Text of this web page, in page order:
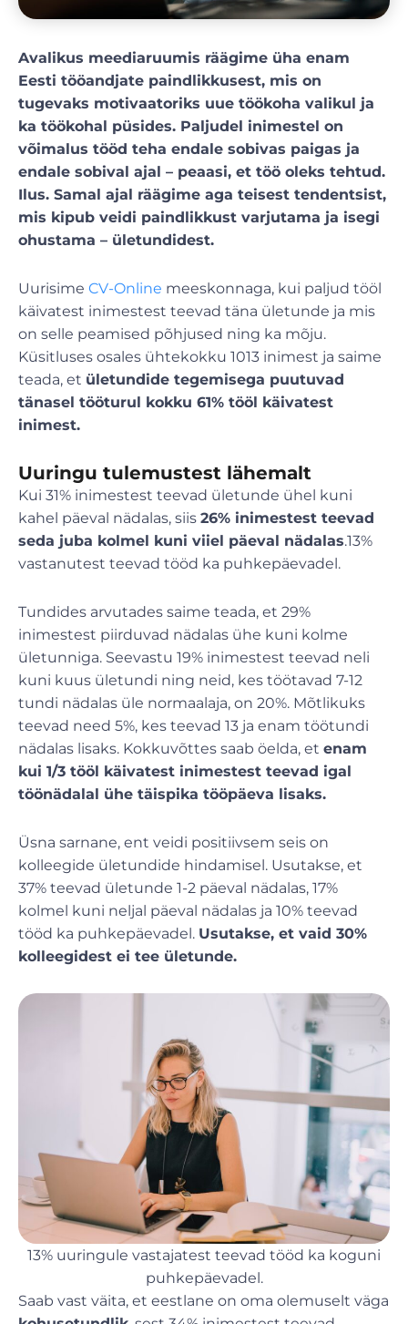
Avalikus meediaruumis räägime üha enam
Eesti tööandjate paindlikkusest, mis on
tugevaks motivaatoriks uue töökoha valikul ja
ka töökohal püsides. Paljudel inimestel on
võimalus tööd teha endale sobivas paigas ja
endale sobival ajal – peaasi, et töö oleks tehtud.
Ilus. Samal ajal räägime aga teisest tendentsist,
mis kipub veidi paindlikkust varjutama ja isegi
ohustama – ületundidest.
Uurisime CV-Online meeskonnaga, kui paljud tööl
käivatest inimestest teevad täna ületunde ja mis
on selle peamised põhjused ning ka mõju.
Küsitluses osales ühtekokku 1013 inimest ja saime
teada, et ületundide tegemisega puutuvad
tänasel tööturul kokku 61% tööl käivatest
inimest.
Uuringu tulemustest lähemalt
Kui 31% inimestest teevad ületunde ühel kuni
kahel päeval nädalas, siis 26% inimestest teevad
seda juba kolmel kuni viiel päeval nädalas.13%
vastanutest teevad tööd ka puhkepäevadel.
Tundides arvutades saime teada, et 29%
inimestest piirduvad nädalas ühe kuni kolme
ületunniga. Seevastu 19% inimestest teevad neli
kuni kuus ületundi ning neid, kes töötavad 7-12
tundi nädalas üle normaalaja, on 20%. Mõtlikuks
teevad need 5%, kes teevad 13 ja enam töötundi
nädalas lisaks. Kokkuvõttes saab öelda, et enam
kui 1/3 tööl käivatest inimestest teevad igal
töönädalal ühe täispika tööpäeva lisaks.
Üsna sarnane, ent veidi positiivsem seis on
kolleegide ületundide hindamisel. Usutakse, et
37% teevad ületunde 1-2 päeval nädalas, 17%
kolmel kuni neljal päeval nädalas ja 10% teevad
tööd ka puhkepäevadel. Usutakse, et vaid 30%
kolleegidest ei tee ületunde.
13% uuringule vastajatest teevad tööd ka koguni
puhkepäevadel.
Saab vast väita, et eestlane on oma olemuselt väga